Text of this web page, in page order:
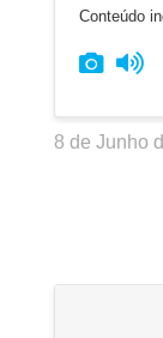
Conteúdo
8 de Junho